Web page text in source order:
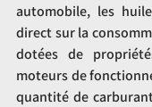
automobile, les
direct sur la
dotées de
moteurs de
quantité de